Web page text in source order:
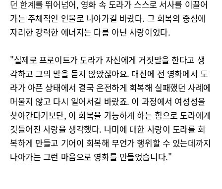
던 한계를 뛰어넘어, 영화 속 도라가 스스로 서사를 이끌어
가는 주체적인 인물로 나아가길 바랐다. 그 회복의 중심에
자리한 강력한 에너지는 다름 아닌 사랑이었다.
"실제로 프로이트가 도라가 자신에게 거짓말을 한다고 생
각하고 그의 말을 듣지 않았잖아요. 대신에 전 영화에서 도
라가 아픈 상태에서 결국 온전하게 회복해 실패했던 사례에
머물지 않고 다시 일어서길 바랐죠. 이 과정에서 여성성을
찾아간다기보단, 이 회복을 가능하게 하는 힘으로 도라에게
깃들어진 사랑을 생각했다. 나미에 대한 사랑이 도라를 회
복하게 만들고 기어이 회복해 무언가 행위할 수 있는데까지
나아가는 그런 마음으로 영화를 만들었습니다."